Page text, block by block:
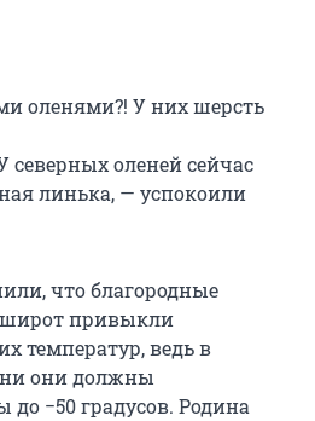
оленями?! У них шерсть
северных оленей сейчас
линька, — успокоили
что благородные
широт привыкли
температур, ведь в
они должны
−50 градусов. Родина